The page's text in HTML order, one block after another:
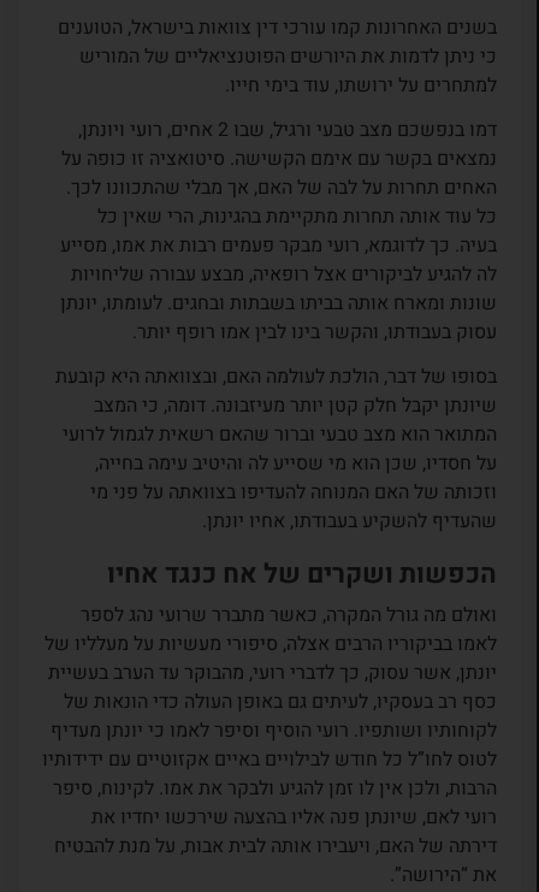
בשנים האחרונות קמו עורכי דין צוואות בישראל, הטוענים
כי ניתן לדמות את היורשים הפוטנציאליים של המוריש
למתחרים על ירושתו, עוד בימי חייו.
דמו בנפשכם מצב טבעי ורגיל, שבו 2 אחים, רועי ויונתן,
נמצאים בקשר עם אימם הקשישה. סיטואציה זו כופה על
האחים תחרות על לבה של האם, אך מבלי שהתכוונו לכך.
כל עוד אותה תחרות מתקיימת בהגינות, הרי שאין כל
בעיה. כך לדוגמא, רועי מבקר פעמים רבות את אמו, מסייע
לה להגיע לביקורים אצל רופאיה, מבצע עבורה שליחויות
שונות ומארח אותה בביתו בשבתות ובחגים. לעומתו, יונתן
עסוק בעבודתו, והקשר בינו לבין אמו רופף יותר.
בסופו של דבר, הולכת לעולמה האם, ובצוואתה היא קובעת
שיונתן יקבל חלק קטן יותר מעיזבונה. דומה, כי המצב
המתואר הוא מצב טבעי וברור שהאם רשאית לגמול לרועי
על חסדיו, שכן הוא מי שסייע לה והיטיב עימה בחייה,
וזכותה של האם המנוחה להעדיפו בצוואתה על פני מי
שהעדיף להשקיע בעבודתו, אחיו יונתן.
הכפשות ושקרים של אח כנגד אחיו
ואולם מה גורל המקרה, כאשר מתברר שרועי נהג לספר
לאמו בביקוריו הרבים אצלה, סיפורי מעשיות על מעלליו של
יונתן, אשר עסוק, כך לדברי רועי, מהבוקר עד הערב בעשיית
כסף רב בעסקיו, לעיתים גם באופן העולה כדי הונאות של
לקוחותיו ושותפיו. רועי הוסיף וסיפר לאמו כי יונתן מעדיף
לטוס לחו”ל כל חודש לבילויים באיים אקזוטיים עם ידידותיו
הרבות, ולכן אין לו זמן להגיע ולבקר את אמו. לקינוח, סיפר
רועי לאם, שיונתן פנה אליו בהצעה שירכשו יחדיו את
דירתה של האם, ויעבירו אותה לבית אבות, על מנת להבטיח
את “הירושה”.